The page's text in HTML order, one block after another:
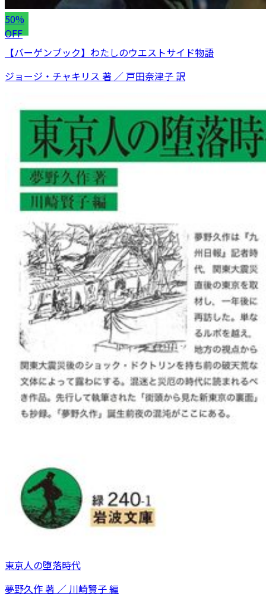
50%
OFF
【バーゲンブック】わたしのウエストサイド物語
ジョージ・チャキリス 著 ／ 戸田奈津子 訳
東京人の堕落時代
夢野久作 著 ／ 川崎賢子 編